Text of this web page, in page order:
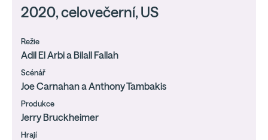
2020, celovečerní, US
Režie
Adil El Arbi a Bilall Fallah
Scénář
Joe Carnahan a Anthony Tambakis
Produkce
Jerry Bruckheimer
Hrají